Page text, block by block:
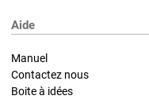
Aide
Manuel
Contactez nous
Boite à idées